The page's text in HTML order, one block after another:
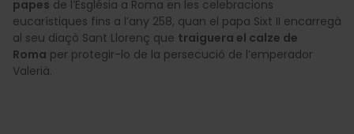
papes de l’Església a Roma en les celebracions
eucarístiques fins a l’any 258, quan el papa Sixt II encarregà
al seu diaçò Sant Llorenç que traiguera el calze de
Roma per protegir-lo de la persecució de l’emperador
Valerià.